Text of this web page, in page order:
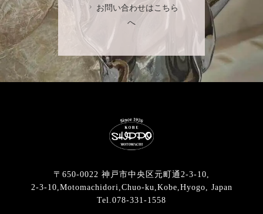
お問い合わせはこちら
へ
〒650-0022 神戸市中央区元町通2-3-10,
2-3-10,Motomachidori,Chuo-ku,Kobe,Hyogo, Japan
Tel.078-331-1558